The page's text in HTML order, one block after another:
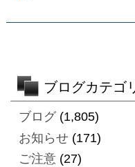
ブログカテゴ
ブログ(1,805)
お知らせ(171)
ご注意(27)